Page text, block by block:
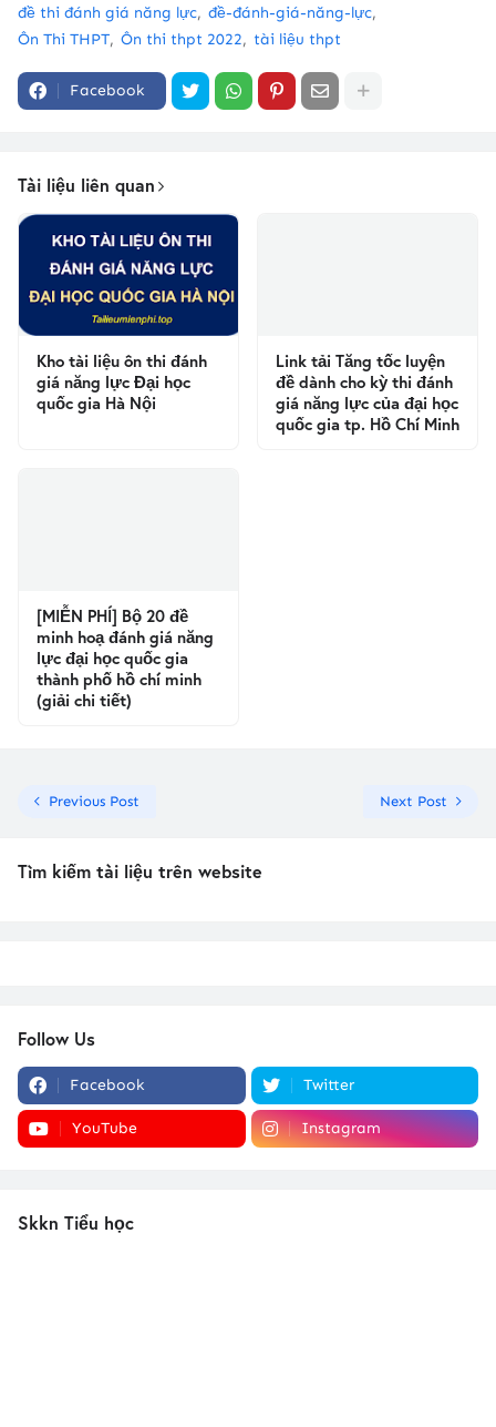
đề thi đánh giá năng lực đề-đánh-giá-năng-lực
Ôn Thi THPT Ôn thi thpt 2022 tài liệu thpt
Facebook
Tài liệu liên quan
Kho tài liệu ôn thi đánh
giá năng lực Đại học
quốc gia Hà Nội
Link tải Tăng tốc luyện
đề dành cho kỳ thi đánh
giá năng lực của đại học
quốc gia tp. Hồ Chí Minh
[MIỄN PHÍ] Bộ 20 đề
minh hoạ đánh giá năng
lực đại học quốc gia
thành phố hồ chí minh
(giải chi tiết)
Previous Post Next Post
Tìm kiếm tài liệu trên website
Follow Us
Facebook Twitter
YouTube Instagram
Skkn Tiểu học